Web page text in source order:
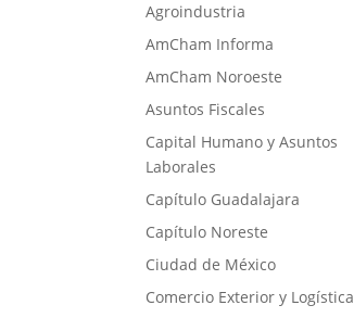
Agroindustria
AmCham Informa
AmCham Noroeste
Asuntos Fiscales
Capital Humano y Asuntos
Laborales
Capítulo Guadalajara
Capítulo Noreste
Ciudad de México
Comercio Exterior y Logística